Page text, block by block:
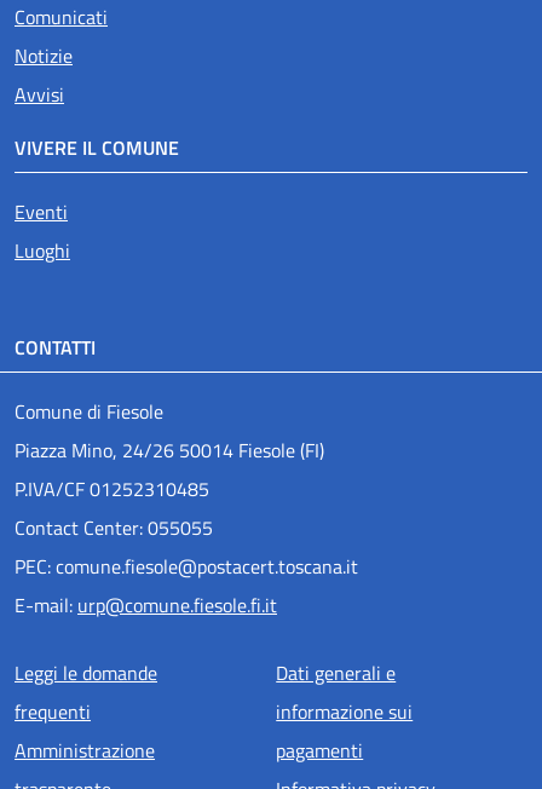
Comunicati
Notizie
Avvisi
VIVERE IL COMUNE
Eventi
Luoghi
CONTATTI
Comune di Fiesole
Piazza Mino, 24/26 50014 Fiesole (FI)
P.IVA/CF 01252310485
Contact Center: 055055
PEC: comune.fiesole@postacert.toscana.it
E-mail: urp@comune.fiesole.fi.it
Menu piè di pagina
Leggi le domande
frequenti
Amministrazione
Dati generali e
informazione sui
pagamenti